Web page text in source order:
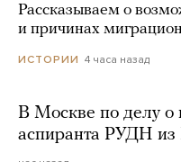
Рассказываем о
и причинах
ИСТОРИИ 4 часа назад
В Москве по делу о
аспиранта РУДН из